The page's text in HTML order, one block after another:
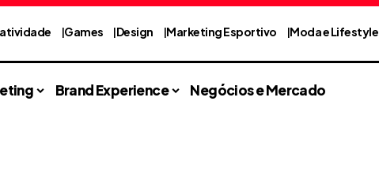
Games Design Marketing Esportivo Moda e Lifestyle
Brand Experience Negócios e Mercado